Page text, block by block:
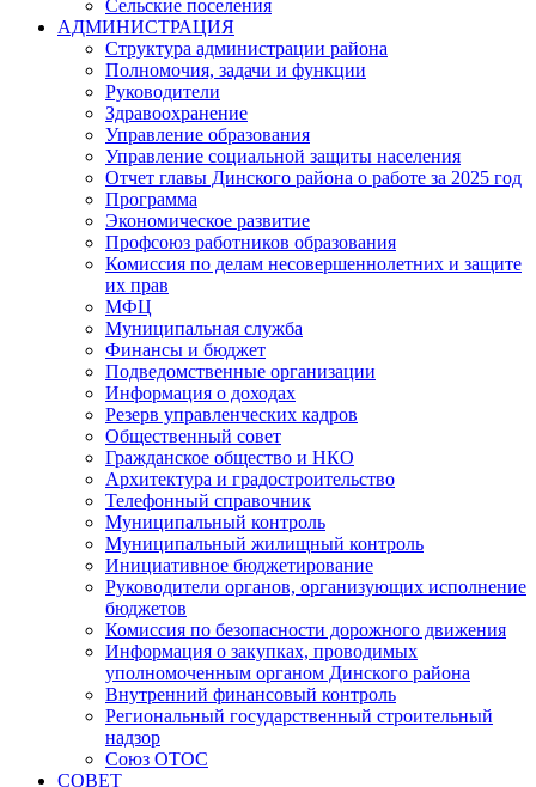
Сельские поселения
АДМИНИСТРАЦИЯ
Структура администрации района
Полномочия, задачи и функции
Руководители
Здравоохранение
Управление образования
Управление социальной защиты населения
Отчет главы Динского района о работе за 2025 год
Программа
Экономическое развитие
Профсоюз работников образования
Комиссия по делам несовершеннолетних и защите
их прав
МФЦ
Муниципальная служба
Финансы и бюджет
Подведомственные организации
Информация о доходах
Резерв управленческих кадров
Общественный совет
Гражданское общество и НКО
Архитектура и градостроительство
Телефонный справочник
Муниципальный контроль
Муниципальный жилищный контроль
Инициативное бюджетирование
Руководители органов, организующих исполнение
бюджетов
Комиссия по безопасности дорожного движения
Информация о закупках, проводимых
уполномоченным органом Динского района
Внутренний финансовый контроль
Региональный государственный строительный
надзор
Союз ОТОС
СОВЕТ